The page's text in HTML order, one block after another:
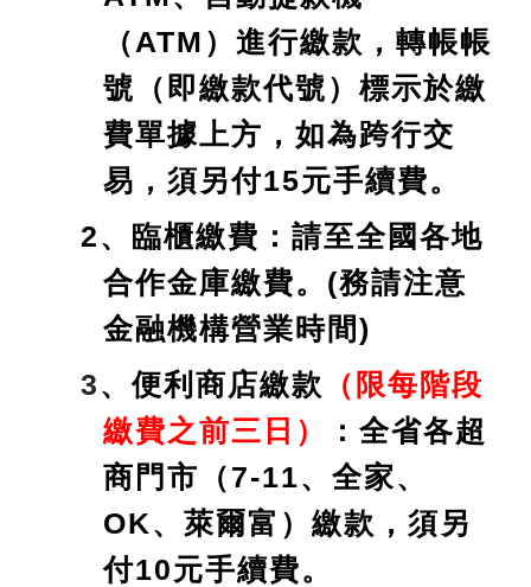
（ATM）進行繳款，轉帳帳
號（即繳款代號）標示於繳
費單據上方，如為跨行交
易，須另付15元手續費。
2、臨櫃繳費：請至全國各地
合作金庫繳費。(務請注意
金融機構營業時間)
3、便利商店繳款
（限每階段
繳費之前三日）
：全省各超
商門市（7-11、全家、
OK、萊爾富）繳款，須另
付10元手續費。